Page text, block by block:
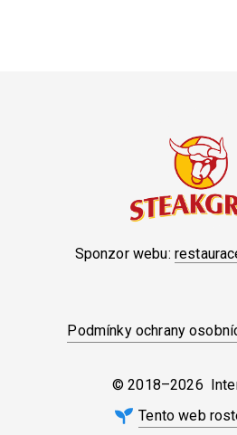
Sponzor webu:
Podmínky ochrany
© 2018–2026
Tento web